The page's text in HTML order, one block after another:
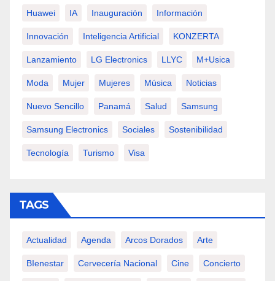
Huawei IA Inauguración Información
Innovación Inteligencia Artificial KONZERTA
Lanzamiento LG Electronics LLYC M+usica
Moda Mujer Mujeres Música Noticias
Nuevo Sencillo Panamá Salud Samsung
Samsung Electronics Sociales Sostenibilidad
Tecnología Turismo Visa
TAGS
Actualidad Agenda Arcos Dorados Arte
BIenestar Cervecería Nacional Cine Concierto